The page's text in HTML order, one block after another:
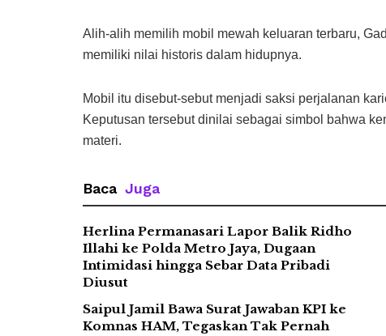
Alih-alih memilih mobil mewah keluaran terbaru,
memiliki nilai historis dalam hidupnya.
Mobil itu disebut-sebut menjadi saksi perjalanan
Keputusan tersebut dinilai sebagai simbol bahwa
materi.
Baca Juga
Herlina Permanasari Lapor Balik Ridho
Illahi ke Polda Metro Jaya, Dugaan
Intimidasi hingga Sebar Data Pribadi
Diusut
Saipul Jamil Bawa Surat Jawaban KPI ke
Komnas HAM, Tegaskan Tak Pernah